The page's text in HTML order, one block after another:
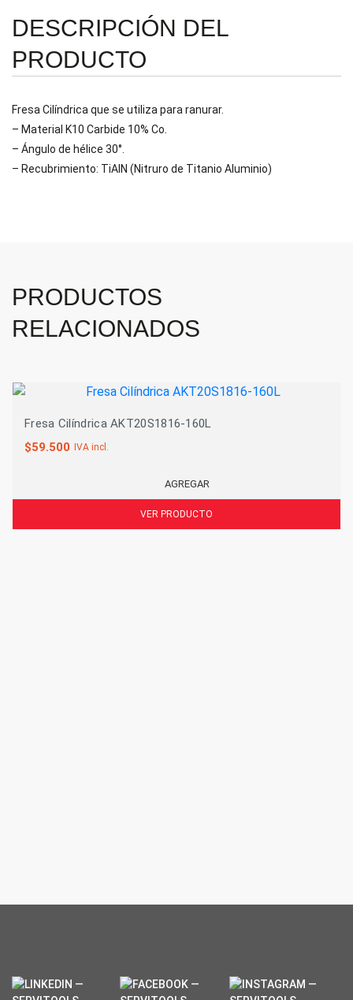
DESCRIPCIÓN DEL
PRODUCTO
Fresa Cilíndrica que se utiliza para ranurar.
– Material K10 Carbide 10% Co.
– Ángulo de hélice 30°.
– Recubrimiento: TiAIN (Nitruro de Titanio Aluminio)
PRODUCTOS
RELACIONADOS
Fresa Cilíndrica AKT20S1816-160L
$59.500 IVA incl.
AGREGAR
VER PRODUCTO